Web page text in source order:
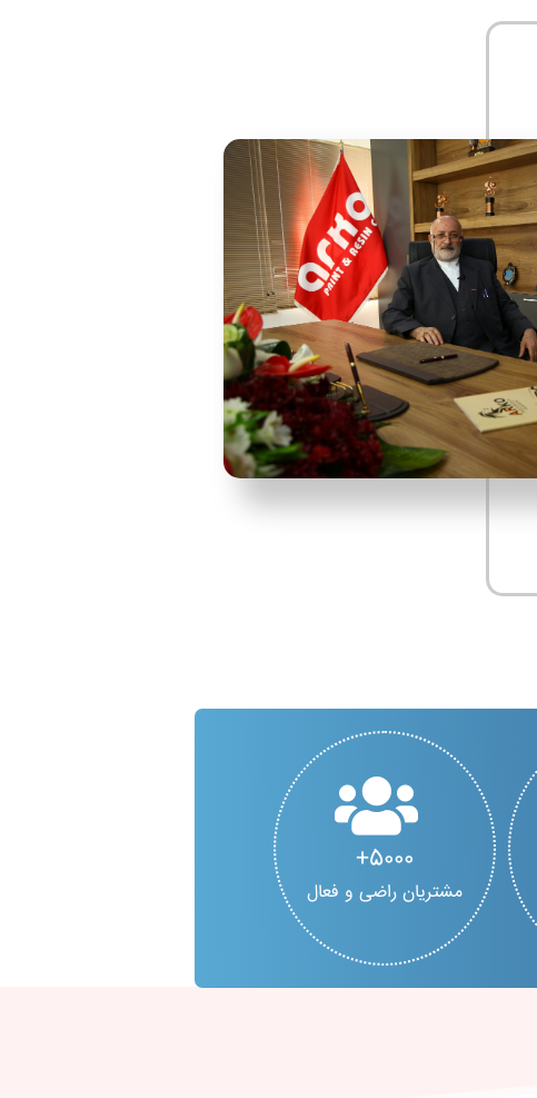
5000
مشتریان راضی و فعال